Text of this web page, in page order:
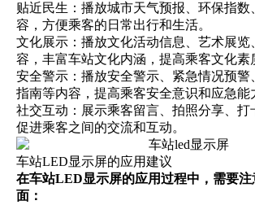
贴近民生：播放城市天气预报、 环保指数
容，方便乘客的日常出行和生活。
文化展示：播放文化活动信息、艺术展览
容，丰富车站文化内涵，提高乘客文化素
安全警示：播放安全警示、紧急情况预警
指南等内容，提高乘客安全意识和应急能
社交互动：展示乘客留言、拍照分享、打
促进乘客之间的交流和互动。
车站LED显示屏的应用建议
在车站LED显示屏的应用过程中，需要注
面：